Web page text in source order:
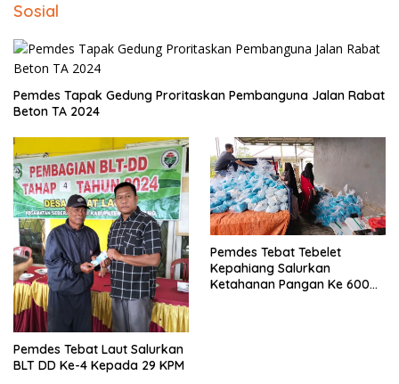
Sosial
Pemdes Tapak Gedung Proritaskan Pembanguna Jalan Rabat
Beton TA 2024
Pemdes Tebat Laut Salurkan
BLT DD Ke-4 Kepada 29 KPM
Pemdes Tebat Tebelet
Kepahiang Salurkan
Ketahanan Pangan Ke 600